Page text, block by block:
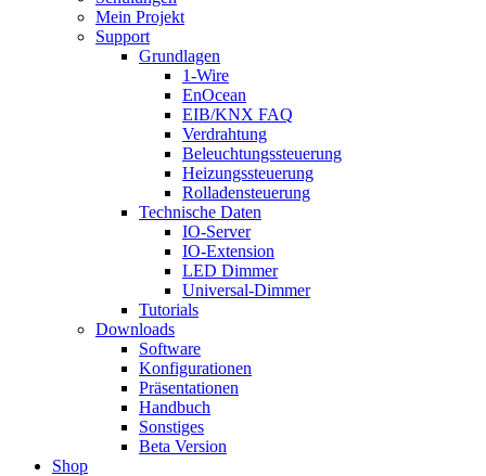
Mein Projekt
Support
Grundlagen
1-Wire
EnOcean
EIB/KNX FAQ
Verdrahtung
Beleuchtungssteuerung
Heizungssteuerung
Rolladensteuerung
Technische Daten
IO-Server
IO-Extension
LED Dimmer
Universal-Dimmer
Tutorials
Downloads
Software
Konfigurationen
Präsentationen
Handbuch
Sonstiges
Beta Version
Shop